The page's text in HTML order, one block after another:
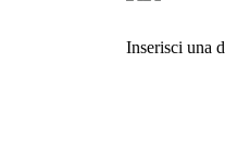
Inserisci una